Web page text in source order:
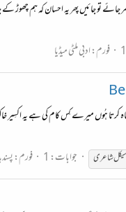
جائیں پھر یہ احسان کہ ہم چھوڑ کے
فورم:ادبی ملٹی میڈیا
کرتا ہُوں میرے کِس کام کی ہے یہ
شاعری جوابات: 1 فورم: